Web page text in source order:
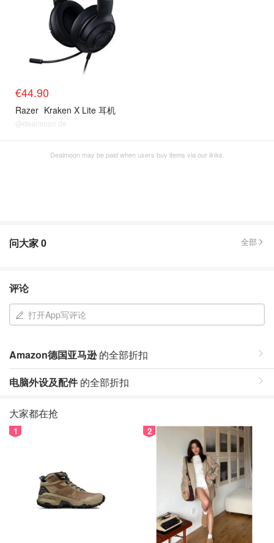
€44.90
Razer Kraken X Lite 耳机
@dealmoon.de
Dealmoon may be paid when users buy items via our links.
问大家0 全部
评论
打开App写评论
Amazon德国亚马逊的全部折扣
电脑外设及配件的全部折扣
大家都在抢
1 2